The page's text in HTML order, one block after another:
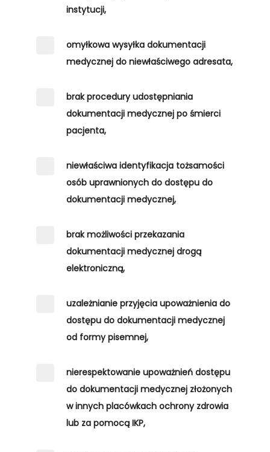
instytucji,
omyłkowa wysyłka dokumentacji
medycznej do niewłaściwego adresata,
brak procedury udostępniania
dokumentacji medycznej po śmierci
pacjenta,
niewłaściwa identyfikacja tożsamości
osób uprawnionych do dostępu do
dokumentacji medycznej,
brak możliwości przekazania
dokumentacji medycznej drogą
elektroniczną,
uzależnianie przyjęcia upoważnienia do
dostępu do dokumentacji medycznej
od formy pisemnej,
nierespektowanie upoważnień dostępu
do dokumentacji medycznej złożonych
w innych placówkach ochrony zdrowia
lub za pomocą IKP,